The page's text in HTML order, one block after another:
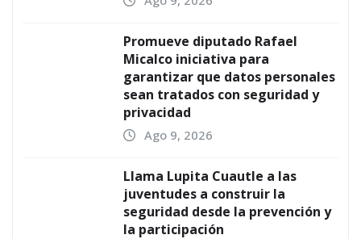
Promueve diputado Rafael
Micalco iniciativa para
garantizar que datos personales
sean tratados con seguridad y
privacidad
Ago 9, 2026
Llama Lupita Cuautle a las
juventudes a construir la
seguridad desde la prevención y
la participación